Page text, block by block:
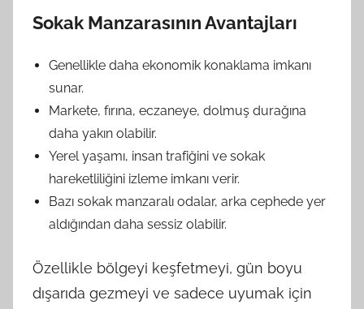
Sokak Manzarasının Avantajları
Genellikle daha ekonomik konaklama imkanı
sunar.
Markete, fırına, eczaneye, dolmuş durağına
daha yakın olabilir.
Yerel yaşamı, insan trafiğini ve sokak
hareketliliğini izleme imkanı verir.
Bazı sokak manzaralı odalar, arka cephede yer
aldığından daha sessiz olabilir.
Özellikle bölgeyi keşfetmeyi, gün boyu
dışarıda gezmeyi ve sadece uyumak için